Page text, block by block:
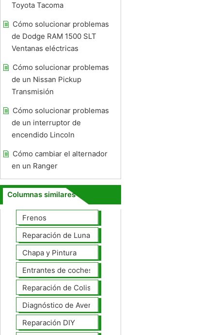
Toyota Tacoma
Cómo solucionar problemas
de Dodge RAM 1500 SLT
Ventanas eléctricas
Cómo solucionar problemas
de un Nissan Pickup
Transmisión
Cómo solucionar problemas
de un interruptor de
encendido Lincoln
Cómo cambiar el alternador
en un Ranger
Columnas similares
Frenos
Reparación de Lunas
Chapa y Pintura
Entrantes de coches
Reparación de Colisiones
Diagnóstico de Averías
Reparación DIY